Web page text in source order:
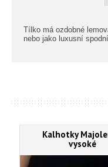
Tílko má ozdobné
nebo jako luxusní
Kalhotky
vysoké